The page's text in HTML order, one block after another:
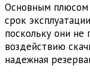
Основным плюсом
срок
поскольку они
воздействию
надежная